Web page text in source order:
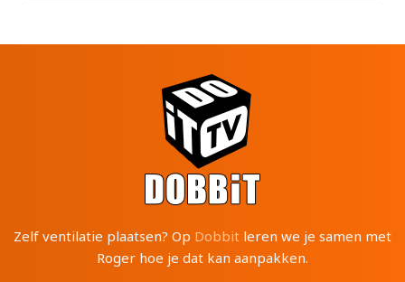
Zelf ventilatie plaatsen? Op Dobbit leren we je samen met
Roger hoe je dat kan aanpakken.